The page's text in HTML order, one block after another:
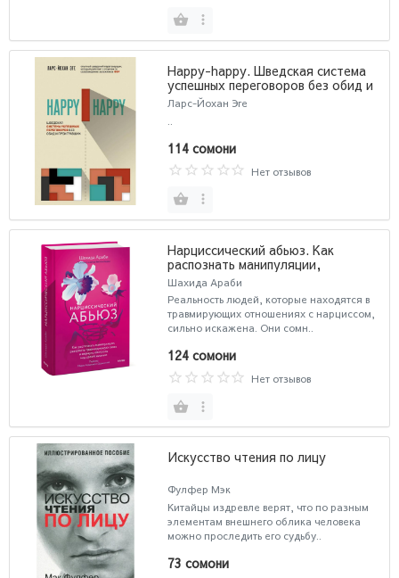
Happy-happy. Шведская система
успешных переговоров без обид и
проигравших
Ларс-Йохан Эге
114 сомони
Нет отзывов
Нарциссический абьюз. Как
распознать манипуляции,
разорвать травмирующую связь и
вернуть контроль над своей
жизнью
Шахида Араби
Реальность людей, которые находятся в
травмирующих отношениях с нарциссом,
сильно искажена. Они сомн..
124 сомони
Нет отзывов
Искусство чтения по лицу
Фулфер Мэк
Китайцы издревле верят, что по разным
элементам внешнего облика человека
можно проследить его судьбу..
73 сомони